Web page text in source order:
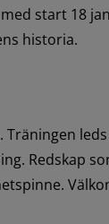
start 18
historia.
leds
Redskap